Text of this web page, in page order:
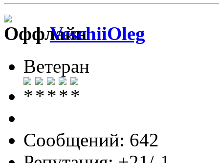
VeschiiOleg
Ветеран
Сообщений: 642